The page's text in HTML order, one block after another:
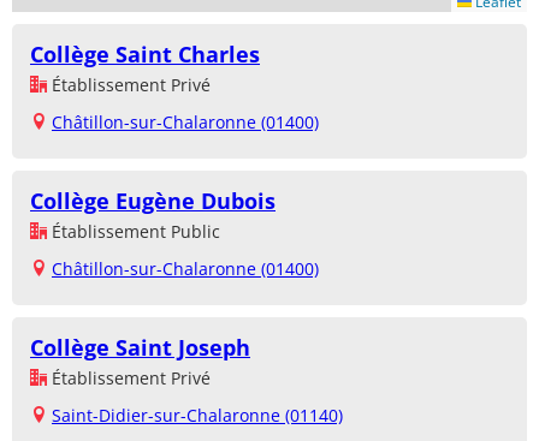
Collège Saint Charles
Établissement Privé
Châtillon-sur-Chalaronne (01400)
Collège Eugène Dubois
Établissement Public
Châtillon-sur-Chalaronne (01400)
Collège Saint Joseph
Établissement Privé
Saint-Didier-sur-Chalaronne (01140)